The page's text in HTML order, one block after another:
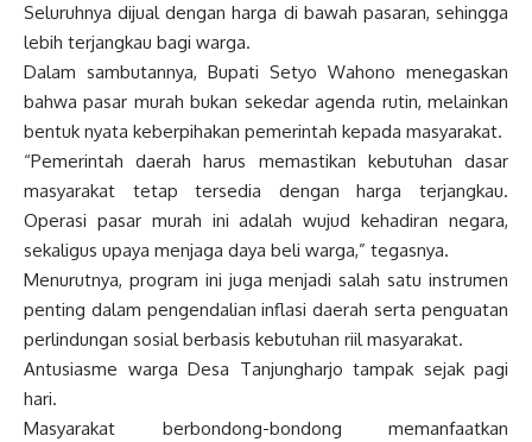
Seluruhnya dijual dengan harga di bawah pasaran, sehingga
lebih terjangkau bagi warga.
Dalam sambutannya, Bupati Setyo Wahono menegaskan
bahwa pasar murah bukan sekedar agenda rutin, melainkan
bentuk nyata keberpihakan pemerintah kepada masyarakat.
“Pemerintah daerah harus memastikan kebutuhan dasar
masyarakat tetap tersedia dengan harga terjangkau.
Operasi pasar murah ini adalah wujud kehadiran negara,
sekaligus upaya menjaga daya beli warga,” tegasnya.
Menurutnya, program ini juga menjadi salah satu instrumen
penting dalam pengendalian inflasi daerah serta penguatan
perlindungan sosial berbasis kebutuhan riil masyarakat.
Antusiasme warga Desa Tanjungharjo tampak sejak pagi
hari.
Masyarakat berbondong-bondong memanfaatkan